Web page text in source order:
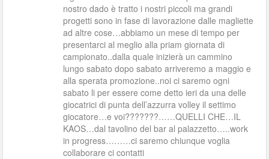
nostro dado è tratto i nostri piccoli ma grandi
progetti sono in fase di lavorazione dalle magliette
ad altre cose…abbiamo un mese di tempo per
presentarci al meglio alla priam giornata di
campionato..dalla quale inizierà un cammino
lungo sabato dopo sabato arriveremo a maggio e
alla sperata promozione..noi ci saremo ogni
sabato li per essere come detto ieri da una delle
giocatrici di punta dell’azzurra volley il settimo
giocatore…e voi???????……QUELLI CHE…IL
KAOS…dal tavolino del bar al palazzetto…..work
in progress………ci saremo chiunque voglia
collaborare ci contatti